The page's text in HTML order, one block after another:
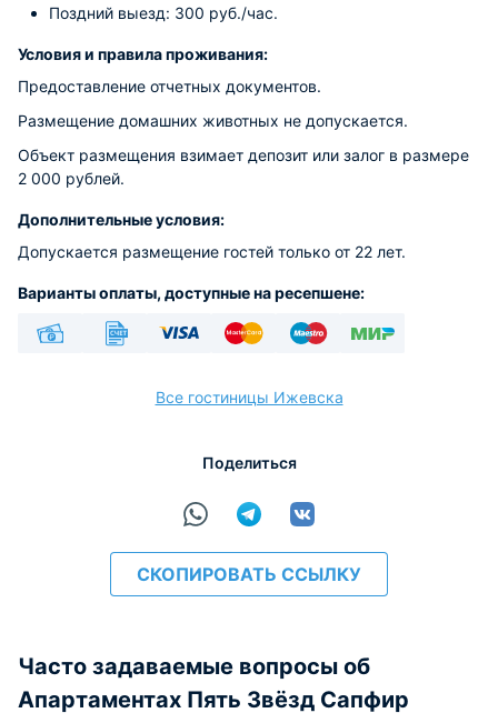
Поздний выезд: 300 руб./час.
Условия и правила проживания:
Предоставление отчетных документов.
Размещение домашних животных не допускается.
Объект размещения взимает депозит или залог в размере
2 000 рублей.
Дополнительные условия:
Допускается размещение гостей только от 22 лет.
Варианты оплаты, доступные на ресепшене:
Все гостиницы Ижевска
Поделиться
СКОПИРОВАТЬ ССЫЛКУ
Часто задаваемые вопросы об
Апартаментах Пять Звёзд Сапфир